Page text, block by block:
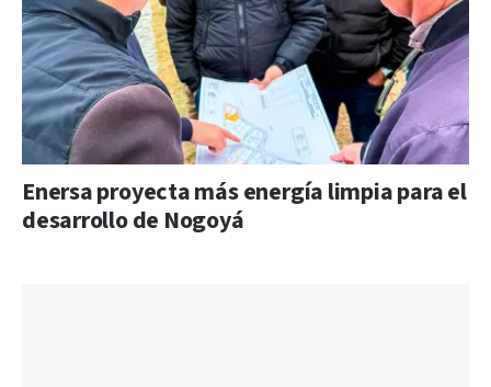
Enersa proyecta más energía limpia para el
desarrollo de Nogoyá